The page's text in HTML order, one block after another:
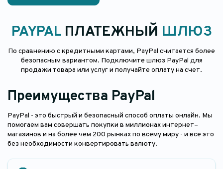
PAYPAL ПЛАТЕЖНЫЙ ШЛЮЗ
По сравнению с кредитными картами, PayPal считается более
безопасным вариантом. Подключите шлюз PayPal для
продажи товара или услуг и получайте оплату на счет.
Преимущества PayPal
PayPal - это быстрый и безопасный способ оплаты онлайн. Мы
помогаем вам совершать покупки в миллионах интернет–
магазинов и на более чем 200 рынках по всему миру - и все это
без необходимости конвертировать валюту.